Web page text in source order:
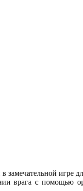
замечательной игре
врага с помощью